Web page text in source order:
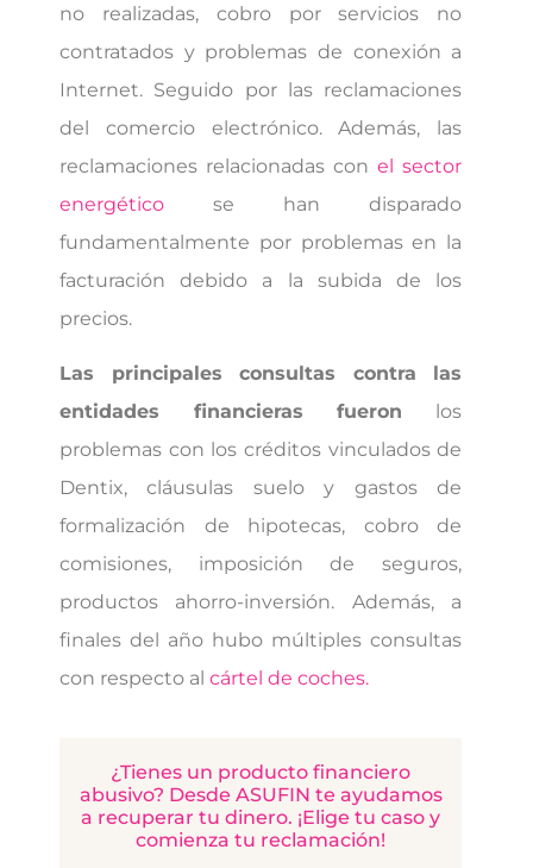
no realizadas, cobro por servicios no
contratados y problemas de conexión a
Internet. Seguido por las reclamaciones
del comercio electrónico. Además, las
reclamaciones relacionadas con el sector
energético se han disparado
fundamentalmente por problemas en la
facturación debido a la subida de los
precios.
Las principales consultas contra las
entidades financieras fueron los
problemas con los créditos vinculados de
Dentix, cláusulas suelo y gastos de
formalización de hipotecas, cobro de
comisiones, imposición de seguros,
productos ahorro-inversión. Además, a
finales del año hubo múltiples consultas
con respecto al cártel de coches.
¿Tienes un producto financiero
abusivo? Desde ASUFIN te ayudamos
a recuperar tu dinero. ¡Elige tu caso y
comienza tu reclamación!